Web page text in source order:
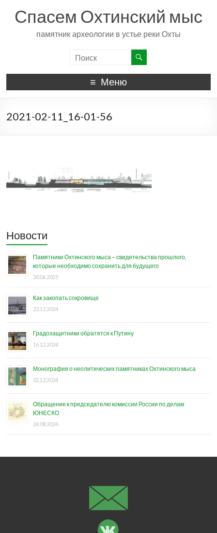
Спасем Охтинский мыс
памятник археологии в устье реки Охты
Меню
2021-02-11_16-01-56
Новости
Памятники Охтинского мыса – свидетельства прошлого,
которые необходимо сохранить для будущего
30.06.2025
Как закопать сокровище
23.12.2024
Градозащитники обратятся к Путину
16.12.2024
Монография о неолитических памятниках Охтинского мыса
02.12.2024
Обращение к председателю комиссии России по делам
ЮНЕСКО
24.08.2024